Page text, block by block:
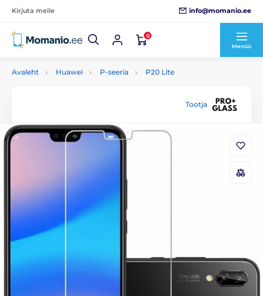
Kirjuta meile info@momanio.ee
0
Menüü
Avaleht Huawei P-seeria P20 Lite
Tootja